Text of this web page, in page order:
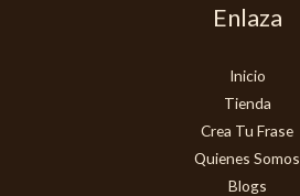
Enlaza
Inicio
Tienda
Crea Tu Frase
Quienes Somos
Blogs